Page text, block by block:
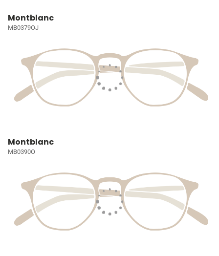
Montblanc
MB0379OJ
Montblanc
MB0390O